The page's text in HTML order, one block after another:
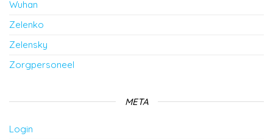
Wuhan
Zelenko
Zelensky
Zorgpersoneel
META
Login